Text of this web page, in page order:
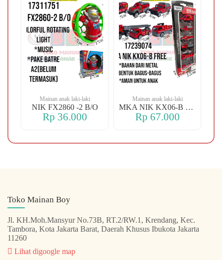
Mainan anak laki-laki
NIK FX2860 -2 B/O
Rp 36.000
Mainan anak laki-laki
MKA NIK KX06-B FREE
Rp 67.000
Toko Mainan Boy
Jl. KH.Moh.Mansyur No.73B, RT.2/RW.1, Krendang, Kec.
Tambora, Kota Jakarta Barat, Daerah Khusus Ibukota Jakarta
11260
Lihat digoogle map